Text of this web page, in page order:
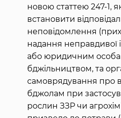
новою статтею 247-1,
встановити
неповідомлення
надання неправдивої
або юридичним
бджільництвом, та
самоврядування про
бджолам при
рослин ЗЗР чи